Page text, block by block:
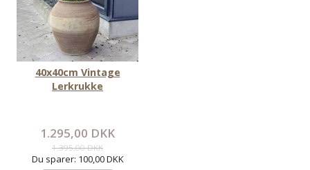
40x40cm Vintage
Lerkrukke
1.295,00 DKK
1.395,00 DKK
Du sparer: 100,00 DKK